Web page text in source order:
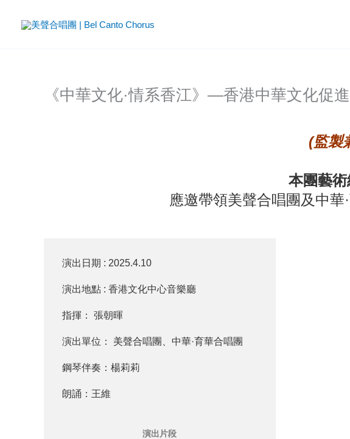
content
《中華文化·情系香江》—香港中華文化促
(監製
本團藝
應邀帶領美聲合唱團 及中華
演出日期 : 2025.4.10
演出地點 : 香港文化中心音樂廳
指揮： 張朝暉
演出單位： 美聲合唱團、中華·育華合唱團
鋼琴伴奏：楊莉莉
朗誦：王維
演出片段